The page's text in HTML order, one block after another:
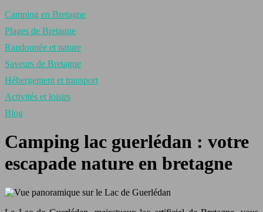
Camping en Bretagne
Plages de Bretagne
Randonnée et nature
Saveurs de Bretagne
Hébergement et transport
Activités et loisirs
Blog
Camping lac guerlédan : votre
escapade nature en bretagne